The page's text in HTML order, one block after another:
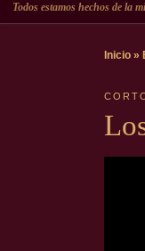
Todos estamos hechos de la
Inicio »